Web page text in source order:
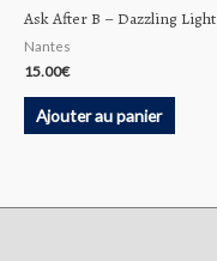
Ask After B – Dazzling Light
Nantes
15.00€
Ajouter au panier